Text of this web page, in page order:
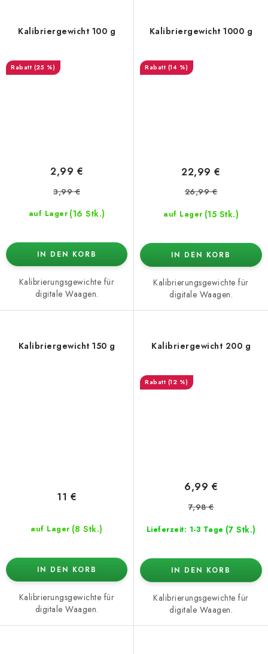
Kalibriergewicht 100 g
(25 %)
auf Lager (16 Stk.)
2,99 €
3,99 €
IN DEN KORB
Kalibrierungsgewichte für
digitale Waagen.
Kalibriergewicht 1000 g
(14 %)
auf Lager (15 Stk.)
22,99 €
26,99 €
IN DEN KORB
Kalibrierungsgewichte für
digitale Waagen.
Kalibriergewicht 150 g
auf Lager (8 Stk.)
11 €
IN DEN KORB
Kalibrierungsgewichte für
digitale Waagen.
Kalibriergewicht 200 g
(12 %)
Lieferzeit: 1-3 Tage (7 Stk.)
6,99 €
7,98 €
IN DEN KORB
Kalibrierungsgewichte für
digitale Waagen.